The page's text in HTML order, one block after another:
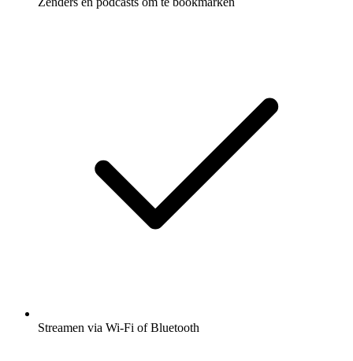
Streamen via Wi-Fi of Bluetooth